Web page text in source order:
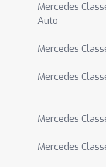
Mercedes
Auto
Mercedes
Mercedes
Mercedes
Mercedes